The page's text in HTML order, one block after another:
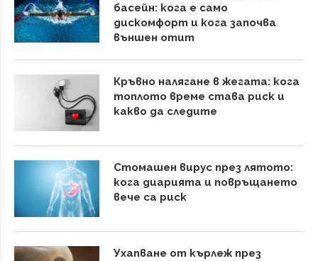
басейн: кога е само
дискомфорт и кога започва
външен отит
Кръвно налягане в жегата: кога
топлото време става риск и
какво да следите
Стомашен вирус през лятото:
кога диарията и повръщането
вече са риск
Ухапване от кърлеж през